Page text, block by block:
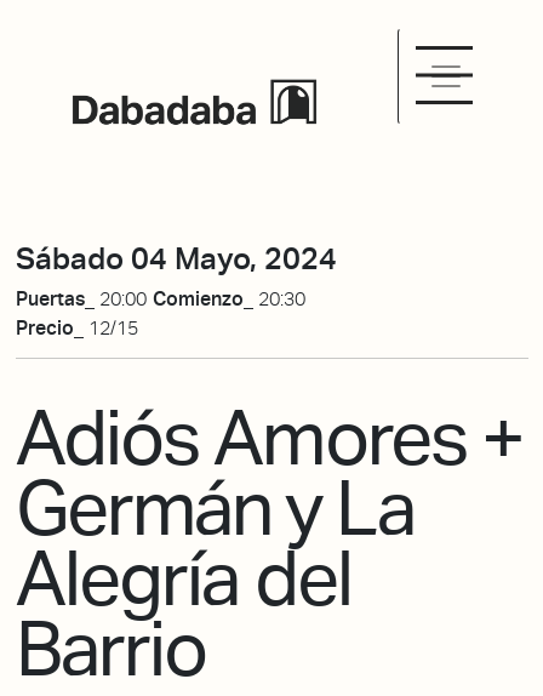
Sábado 04 Mayo, 2024
Puertas_ 20:00 Comienzo_ 20:30
Precio_
12/15
Adiós Amores +
Germán y La
Alegría del
Barrio